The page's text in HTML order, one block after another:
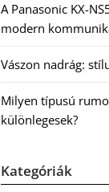
A Panasonic KX-
modern
Vászon nadrág:
Milyen típusú
különlegesek?
Kategóriák